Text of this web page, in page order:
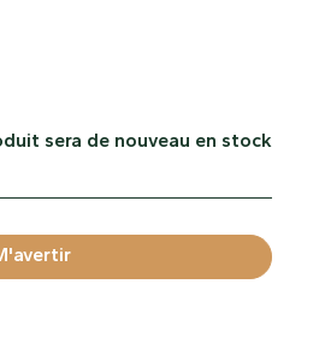
sera de nouveau en stock